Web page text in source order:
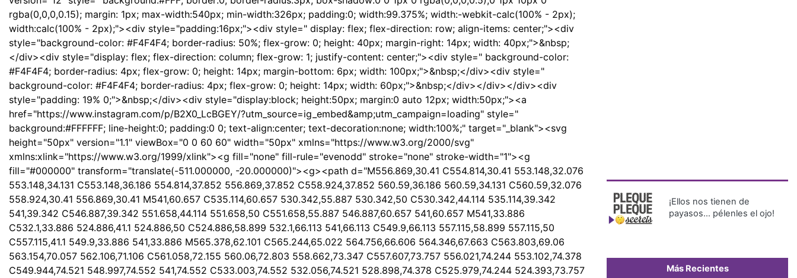
rgba(0,0,0,0.15); margin: 1px; max-width:540px; min-width:326px; padding:0; width:99.375%; width:-webkit-calc(100% - 2px);
width:calc(100% - 2px);"><div style="padding:16px;"><div style=" display: flex; flex-direction: row; align-items: center;"><div
style="background-color: #F4F4F4; border-radius: 50%; flex-grow: 0; height: 40px; margin-right: 14px; width: 40px;">&nbsp;
</div><div style="display: flex; flex-direction: column; flex-grow: 1; justify-content: center;"><div style=" background-color:
#F4F4F4; border-radius: 4px; flex-grow: 0; height: 14px; margin-bottom: 6px; width: 100px;">&nbsp;</div><div style="
background-color: #F4F4F4; border-radius: 4px; flex-grow: 0; height: 14px; width: 60px;">&nbsp;</div></div></div><div
style="padding: 19% 0;">&nbsp;</div><div style="display:block; height:50px; margin:0 auto 12px; width:50px;"><a
href="https://www.instagram.com/p/B2X0_LcBGEY/?utm_source=ig_embed&amp;utm_campaign=loading" style="
background:#FFFFFF; line-height:0; padding:0 0; text-align:center; text-decoration:none; width:100%;" target="_blank"><svg
height="50px" version="1.1" viewBox="0 0 60 60" width="50px" xmlns="https://www.w3.org/2000/svg"
xmlns:xlink="https://www.w3.org/1999/xlink"><g fill="none" fill-rule="evenodd" stroke="none" stroke-width="1"><g
fill="#000000" transform="translate(-511.000000, -20.000000)"><g><path d="M556.869,30.41 C554.814,30.41 553.148,32.076
553.148,34.131 C553.148,36.186 554.814,37.852 556.869,37.852 C558.924,37.852 560.59,36.186 560.59,34.131 C560.59,32.076
558.924,30.41 556.869,30.41 M541,60.657 C535.114,60.657 530.342,55.887 530.342,50 C530.342,44.114 535.114,39.342
541,39.342 C546.887,39.342 551.658,44.114 551.658,50 C551.658,55.887 546.887,60.657 541,60.657 M541,33.886
C532.1,33.886 524.886,41.1 524.886,50 C524.886,58.899 532.1,66.113 541,66.113 C549.9,66.113 557.115,58.899 557.115,50
C557.115,41.1 549.9,33.886 541,33.886 M565.378,62.101 C565.244,65.022 564.756,66.606 564.346,67.663 C563.803,69.06
563.154,70.057 562.106,71.106 C561.058,72.155 560.06,72.803 558.662,73.347 C557.607,73.757 556.021,74.244 553.102,74.378
C549.944,74.521 548.997,74.552 541,74.552 C533.003,74.552 532.056,74.521 528.898,74.378 C525.979,74.244 524.393,73.757
¡Ellos nos tienen de
payasos… pélenles el ojo!
Más Recientes